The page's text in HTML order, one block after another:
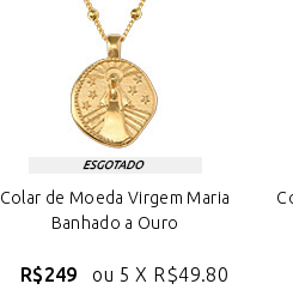
Colar de Moeda Virgem Maria
Banhado a Ouro
R$249 ou 5 X R$49.80